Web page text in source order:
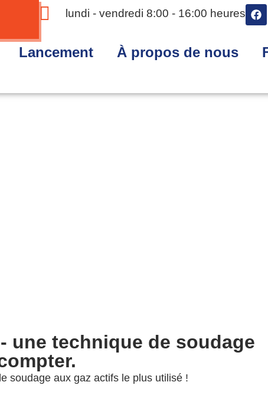
lundi - vendredi 8:00 - 16:00 heures
Lancement À propos de nous
une technique de soudage
soudage aux gaz actifs le plus utilisé !